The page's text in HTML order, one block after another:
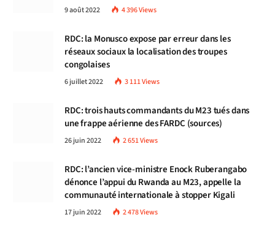
9 août 2022 4 396Views
RDC: la Monusco expose par erreur dans les
réseaux sociaux la localisation des troupes
congolaises
6 juillet 2022 3 111Views
RDC: trois hauts commandants du M23 tués dans
une frappe aérienne des FARDC (sources)
26 juin 2022 2 651Views
RDC: l’ancien vice-ministre Enock Ruberangabo
dénonce l’appui du Rwanda au M23, appelle la
communauté internationale à stopper Kigali
17 juin 2022 2 478Views